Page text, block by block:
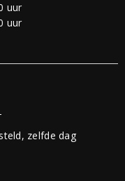
uur
uur
zelfde dag